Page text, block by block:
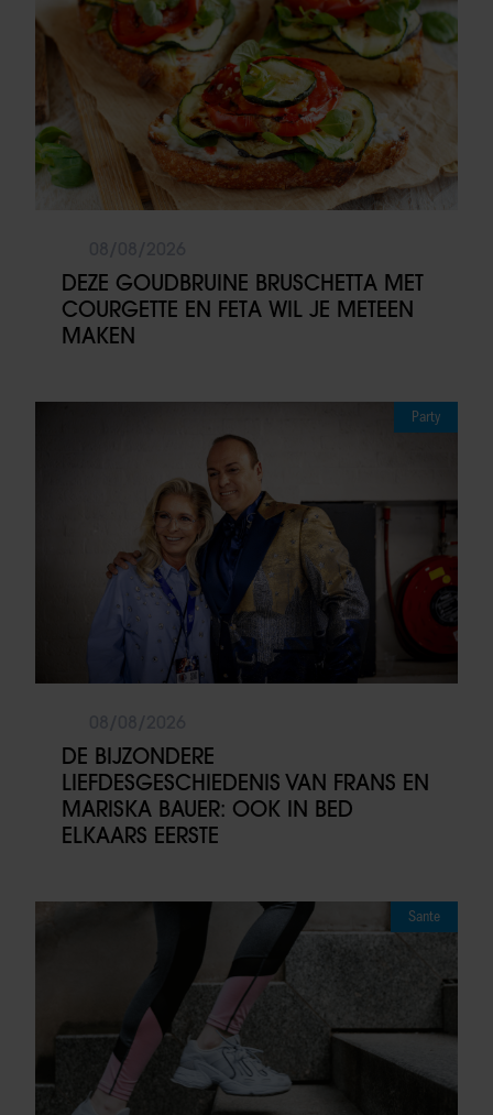
DEZE GOUDBRUINE BRUSCHETTA MET
COURGETTE EN FETA WIL JE METEEN
MAKEN
Party
DE BIJZONDERE
LIEFDESGESCHIEDENIS VAN FRANS EN
MARISKA BAUER: OOK IN BED
ELKAARS EERSTE
Sante